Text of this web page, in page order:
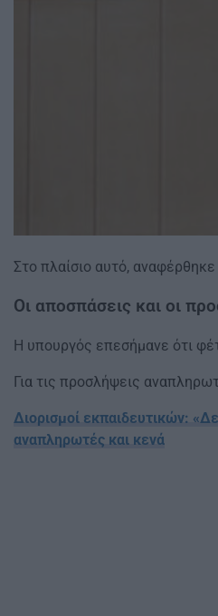
Στο πλαίσιο αυτό,
Οι αποσπάσεις και οι
Η υπουργός επεσήμανε ότι
Για τις προσλήψεις
Διορισμοί εκπαιδευτικών:
αναπληρωτές και κενά